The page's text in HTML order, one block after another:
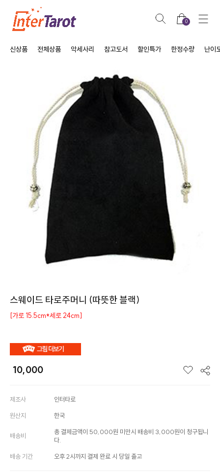
0
신상품 전체상품 악세사리 참고도서 할인특가 한정수량 난이
스웨이드 타로주머니 (따뜻한 블랙)
[가로 15.5cm*세로 24cm]
10,000
제조사 인터타로
원산지 한국
배송비
총 결제금액이 50,000원 미만시 배송비 3,000원이 청구됩니
다.
배송 기간 오후 2시까지 결제 완료 시 당일 출고